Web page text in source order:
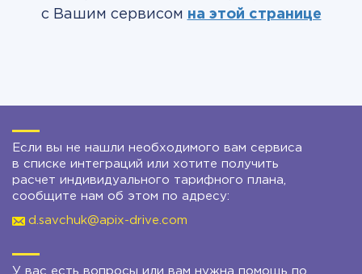
с Вашим сервисом на этой странице
Если вы не нашли необходимого вам сервиса
в списке интеграций или хотите получить
расчет индивидуального тарифного плана,
сообщите нам об этом по адресу:
d.savchuk@apix-drive.com
У вас есть вопросы или вам нужна помощь по